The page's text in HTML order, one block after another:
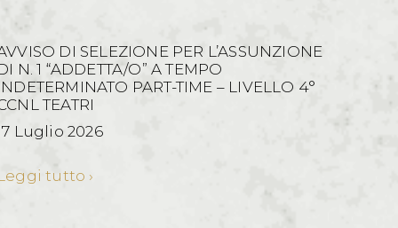
DI SELEZIONE PER L’ASSUNZIONE
N. 1 “ADDETTA/O” A TEMPO
PART-TIME – LIVELLO 4°
TEATRI
Luglio 2026
tutto ›